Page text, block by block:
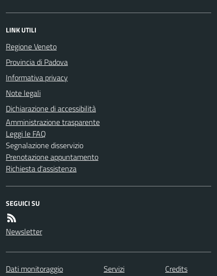
LINK UTILI
Regione Veneto
Provincia di Padova
Informativa privacy
Note legali
Dichiarazione di accessibilità
Amministrazione trasparente
Leggi le FAQ
Segnalazione disservizio
Prenotazione appuntamento
Richiesta d'assistenza
SEGUICI SU
Newsletter
Dati monitoraggio Servizi
Credits